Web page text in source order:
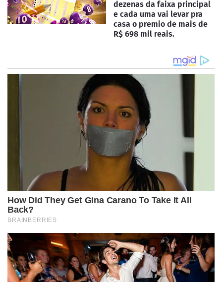
dezenas da faixa principal
e cada uma vai levar pra
casa o premio de mais de
R$ 698 mil reais.